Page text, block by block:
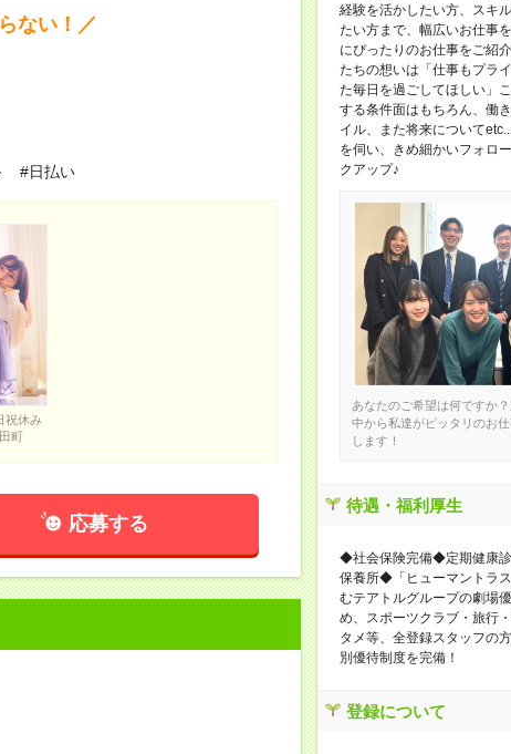
ない！／
#日払い
祝休み
町
応募する
経験を活かしたい方、スキ
たい方まで、幅広いお仕事
にぴったりのお仕事をご紹
たちの想いは「仕事もプラ
た毎日を過ごしてほしい」
する条件面はもちろん、働
イル、また将来について
を伺い、きめ細かいフォロ
クアップ♪
あなたのご希望は何ですか
中から私達がピッタリのお
します！
待遇・福利厚生
◆社会保険完備◆定期健康
保養所◆「ヒューマントラ
むテアトルグループの劇場
め、スポーツクラブ・旅行
タメ等、全登録スタッフの
別優待制度を完備！
登録について